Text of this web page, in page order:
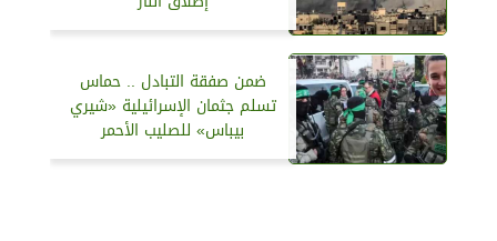
ضمن صفقة التبادل .. حماس
تسلم جثمان الإسرائيلية «شيري
بيباس» للصليب الأحمر